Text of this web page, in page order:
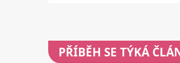
PŘÍBĚH SE TÝKÁ